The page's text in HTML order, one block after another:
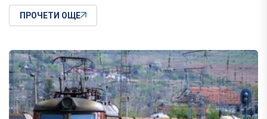
ПРОЧЕТИ ОЩЕ